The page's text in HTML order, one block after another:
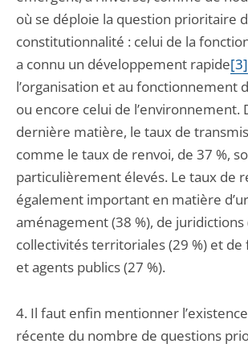
où se déploie la question prioritaire
constitutionnalité : celui de la
a connu un développement rapide[3]
l’organisation et au fonctionnement
ou encore celui de l’environnement.
dernière matière, le taux de
comme le taux de renvoi, de 37 %,
particulièrement élevés. Le taux de
également important en matière
aménagement (38 %), de juridictions
collectivités territoriales (29 %) et
et agents publics (27 %).
4. Il faut enfin mentionner l’existence
récente du nombre de questions